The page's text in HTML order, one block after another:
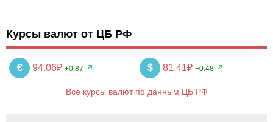
Курсы валют от ЦБ РФ
€ 94.06₽ +0.87 $ 81.41₽ +0.48
Все курсы валют по данным ЦБ РФ